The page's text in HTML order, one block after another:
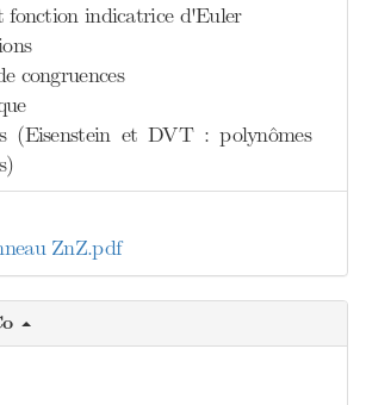
indicatrice d'Euler
congruences
(Eisenstein et DVT : polynômes
ZnZ.pdf